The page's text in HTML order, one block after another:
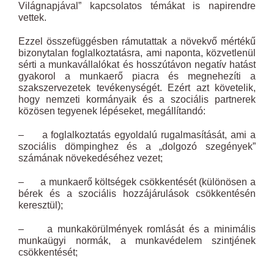
Világnapjával” kapcsolatos témákat is napirendre
vettek.
Ezzel összefüggésben rámutattak a növekvő mértékű
bizonytalan foglalkoztatásra, ami naponta, közvetlenül
sérti a munkavállalókat és hosszútávon negatív hatást
gyakorol a munkaerő piacra és megnehezíti a
szakszervezetek tevékenységét. Ezért azt követelik,
hogy nemzeti kormányaik és a szociális partnerek
közösen tegyenek lépéseket, megállítandó:
– a foglalkoztatás egyoldalú rugalmasítását, ami a
szociális dömpinghez és a „dolgozó szegények”
számának növekedéséhez vezet;
– a munkaerő költségek csökkentését (különösen a
bérek és a szociális hozzájárulások csökkentésén
keresztül);
– a munkakörülmények romlását és a minimális
munkaügyi normák, a munkavédelem szintjének
csökkentését;